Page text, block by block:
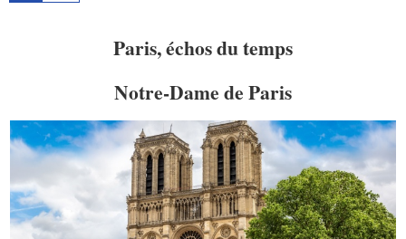
Paris, échos du temps
Notre-Dame de Paris